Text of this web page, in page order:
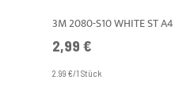
3M 2080-S10 WHITE ST A4
2,99 €
2.99 €/1 Stück